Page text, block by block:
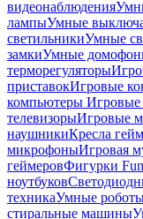
видеонаблюдения
лампыУмные
светильникиУмные
замкиУмные
терморегуляторы
приставокИгровые
компьютеры Игровые
телевизорыИгровые
наушникиКресла
микрофоныИгровая
геймеровФигурки
ноутбуков
техникаУмные
стиральные машины